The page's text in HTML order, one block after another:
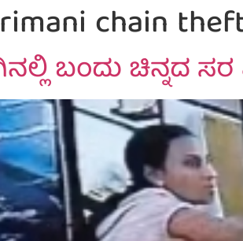
chain
ಬಂದು ಚಿನ್ನದ